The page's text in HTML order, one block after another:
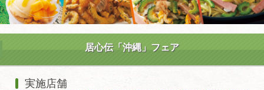
居心伝「沖縄」フェア
実施店舗